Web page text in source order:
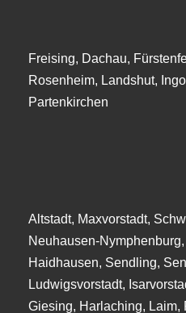
Freising, Dachau,
Rosenheim, Landshut,
Partenkirchen
Altstadt, Maxvorstadt,
Neuhausen-
Haidhausen, Sendling,
Ludwigsvorstadt,
Giesing, Harlaching, Laim,